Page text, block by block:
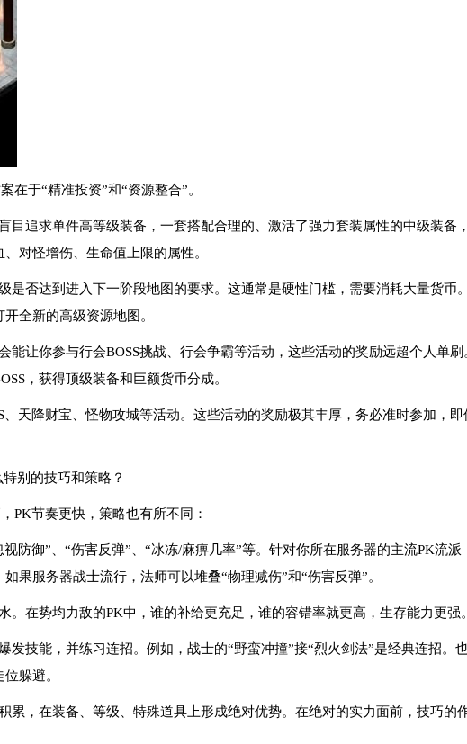
在于“精准投资”和“资源整合”。
目追求单件高等级装备，一套搭配合理的、激活了强力套装属性的中级装备
对怪增伤、生命值上限的属性。
是否达到进入下一阶段地图的要求。这通常是硬性门槛，需要消耗大量货币
全新的高级资源地图。
能让你参与行会BOSS挑战、行会争霸等活动，这些活动的奖励远超个人单
，获得顶级装备和巨额货币分成。
天降财宝、怪物攻城等活动。这些活动的奖励极其丰厚，务必准时参加，即
别的技巧和策略？
PK节奏更快，策略也有所不同：
防御”、“伤害反弹”、“冰冻/麻痹几率”等。针对你所在服务器的主流PK流派
果服务器战士流行，法师可以堆叠“物理减伤”和“伤害反弹”。
。在势均力敌的PK中，谁的补给更充足，谁的容错率就更高，生存能力更强。
发技能，并练习连招。例如，战士的“野蛮冲撞”接“烈火剑法”是经典连招。
躲避。
累，在装备、等级、特殊道具上形成绝对优势。在绝对的实力面前，技巧的